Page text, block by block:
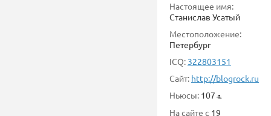
Настоящее имя:
Станислав Усатый
Местоположение:
Петербург
ICQ: 322803151
Сайт: http://blogrock.ru
Ньюсы: 107
На сайте с 19